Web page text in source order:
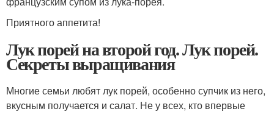
Приятного аппетита!
Лук порей на второй год. Лук порей.
Секреты выращивания
Многие семьи любят лук порей, особенно супчик из него,
вкусным получается и салат. Не у всех, кто впервые